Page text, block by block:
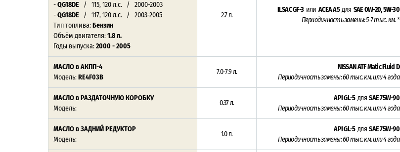
-QG18DE / 115, 120 л.с. / 2000-2003
-QG18DE / 117, 120 л.с. / 2003-2005
Тип топлива:Бензин
Объём двигателя:1.8 л.
Годы выпуска:2000 - 2005
2.7 л.
ILSAC GF-3илиACEA A5для SAE 0W-20, 5W-30
Периодичность замены: 5-7 тыс. км. *
МАСЛО в АКПП-4
Модель:RE4F03B
7.0-7.9 л.
NISSAN ATF Matic Fluid D
Периодичность замены: 60 тыс. км. или 4 года
МАСЛО в РАЗДАТОЧНУЮ КОРОБКУ
Модель:
0.37 л.
API GL-5дляSAE 75W-90
Периодичность замены: 60 тыс. км. или 4 года
МАСЛО в ЗАДНИЙ РЕДУКТОР
Модель:
1.0 л.
API GL-5дляSAE 75W-90
Периодичность замены: 60 тыс. км. или 4 года